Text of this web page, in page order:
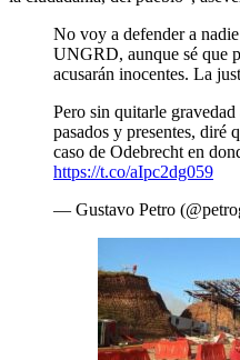
No voy a defender a
UNGRD, aunque sé que
acusarán inocentes. La
Pero sin quitarle
pasados y presentes, diré
caso de Odebrecht en
https://t.co/aIpc2dg059
— Gustavo Petro